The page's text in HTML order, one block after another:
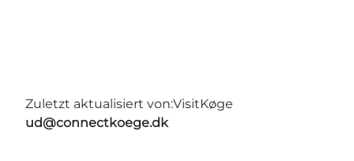
Zuletzt aktualisiert von:VisitKøge
ud@connectkoege.dk